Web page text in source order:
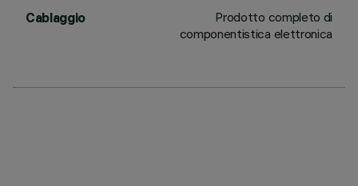
Cablaggio
Prodotto completo di
componentistica elettronica